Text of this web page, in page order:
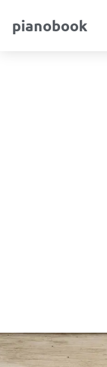
pianobook